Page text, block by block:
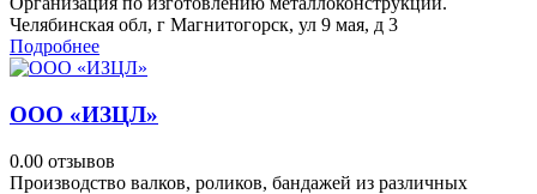
Челябинская обл, г Магнитогорск, ул 9 мая, д 3
Подробнее
ООО «ИЗЦЛ»
0.00 отзывов
Производство валков, роликов, бандажей из различных